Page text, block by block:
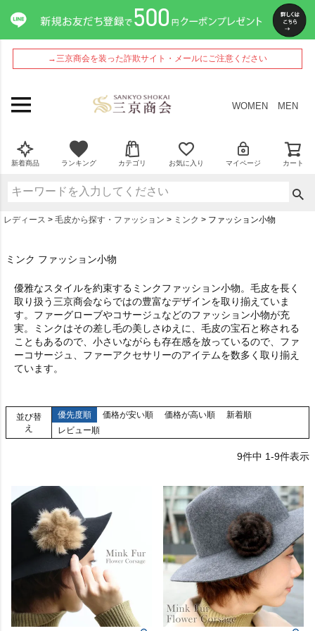
→三京商会を装った詐欺サイト・メールにご注意ください
WOMEN MEN
新着商品 ランキング カテゴリ お気に入り マイページ カート
レディース 毛皮から探す・ファッション ミンク ファッション小物
ミンク ファッション小物
優雅なスタイルを約束するミンクファッション小物。毛皮を長く
取り扱う三京商会ならではの豊富なデザインを取り揃えていま
す。ファーグローブやコサージュなどのファッション小物が充
実。ミンクはその差し毛の美しさゆえに、毛皮の宝石と称される
こともあるので、小さいながらも存在感を放っているので、ファ
ーコサージュ、ファーアクセサリーのアイテムを数多く取り揃え
ています。
並び替
え
優先度順 価格が安い順 価格が高い順
新着順
レビュー順
9件中 1-9件表示